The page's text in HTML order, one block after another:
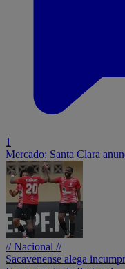
1
Mercado: Santa Clara
// Nacional //
Sacavenense alega